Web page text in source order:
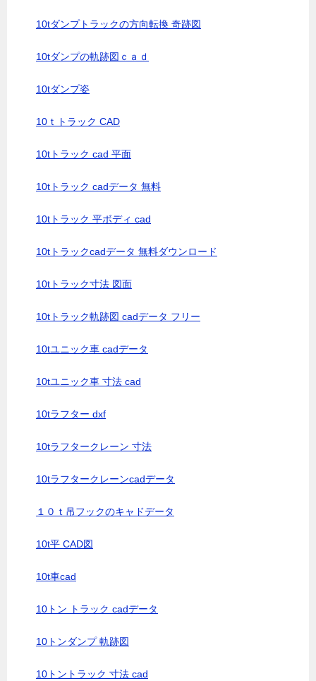
10tダンプトラックの方向転換 奇跡図
10tダンプの軌跡図ｃａｄ
10tダンプ姿
10ｔトラック CAD
10tトラック cad 平面
10tトラック cadデータ 無料
10tトラック 平ボディ cad
10tトラックcadデータ 無料ダウンロード
10tトラック寸法 図面
10tトラック軌跡図 cadデータ フリー
10tユニック車 cadデータ
10tユニック車 寸法 cad
10tラフター dxf
10tラフタークレーン 寸法
10tラフタークレーンcadデータ
１０ｔ吊フックのキャドデータ
10t平 CAD図
10t車cad
10トン トラック cadデータ
10トンダンプ 軌跡図
10トントラック 寸法 cad